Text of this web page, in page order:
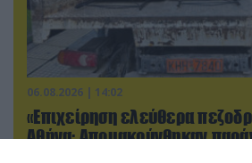
06.08.2026 | 14:02
«Επιχείρηση ελεύθερα
Αθήνα: Απομακρύνθηκαν